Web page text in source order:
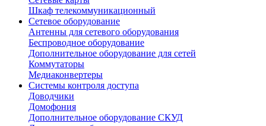
Шкаф телекоммуникационный
Сетевое оборудование
Антенны для сетевого оборудования
Беспроводное оборудование
Дополнительное оборудование для сетей
Коммутаторы
Медиаконвертеры
Системы контроля доступа
Доводчики
Домофония
Дополнительное оборудование СКУД